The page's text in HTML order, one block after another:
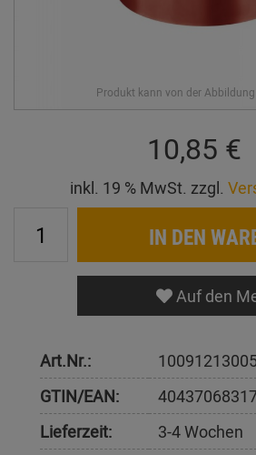
10,85 €
inkl. 19 % MwSt. zzgl.
IN DEN
Auf den
Art.Nr.:
GTIN/EAN:
Lieferzeit:
3-4 Wochen